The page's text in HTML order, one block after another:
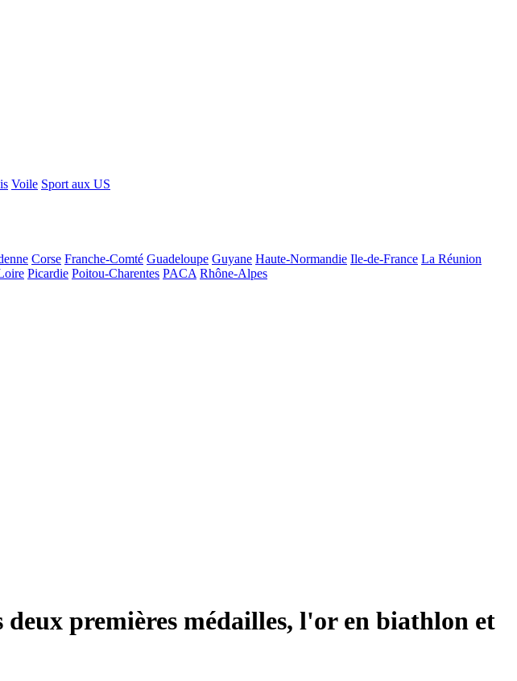
Voile Sport aux US
Corse Franche-Comté Guadeloupe Guyane Haute-Normandie Ile-de-France La Réunion
Picardie Poitou-Charentes PACA Rhône-Alpes
premières médailles, l'or en biathlon et